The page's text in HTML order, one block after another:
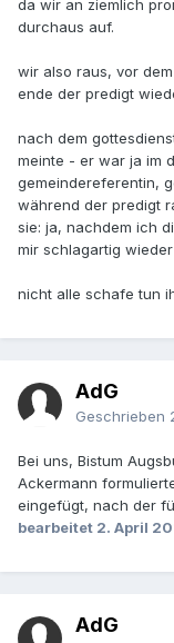
da wir an ziemlich
durchaus auf.
wir also raus, vor
ende der predigt
nach dem
meinte - er war ja im
gemeindereferentin,
während der predigt
sie: ja, nachdem ich
mir schlagartig wieder
nicht alle schafe tun
AdG
Geschrieben
Bei uns, Bistum
Ackermann
eingefügt, nach der
bearbeitet 2. April
AdG